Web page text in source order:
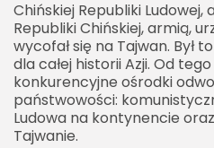
Chińskiej Republiki
Republiki Chińskiej, armią,
wycofał się na Tajwan. Był
dla całej historii Azji. Od
konkurencyjne ośrodki
państwowości:
Ludowa na kontynencie
Tajwanie.